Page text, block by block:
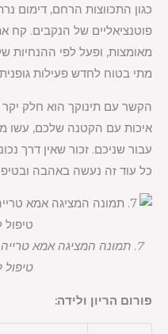
כגון התכווצות הרחם, דימום
פוטנציאליים של הנקבים. קח
מאומצות, ופעל לפי ההנחיות
מתי בטוח לחדש פעילות
הקשר עם תינוקך הוא חלק
איכות עם הקטנה שלכם, עשו
עבור שניכם. זכור שאין דרך
כל עוד זה נעשה באהבה
7. תמונה המציגה אמא
פורום הריון ולידה: